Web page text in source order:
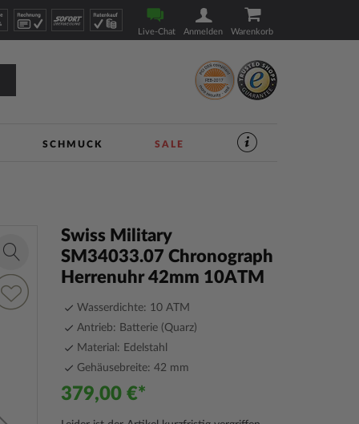
Live-Chat Anmelden Warenkorb
SCHMUCK SALE
SERVICES
Zoom
in
Swiss Military
SM34033.07 Chronograph
Herrenuhr 42mm 10ATM
Wasserdichte: 10 ATM
Antrieb: Batterie (Quarz)
Material: Edelstahl
Gehäusebreite: 42 mm
379,00 €